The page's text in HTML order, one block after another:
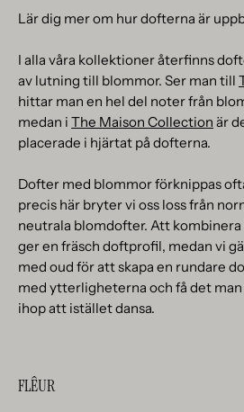
Lär dig mer om hur dofterna är
I alla våra kollektioner återfinns
av lutning till blommor. Ser man till
hittar man en hel del noter från
medan i The Maison Collection är
placerade i hjärtat på dofterna.
Dofter med blommor förknippas
precis här bryter vi oss loss från
neutrala blomdofter. Att
ger en fräsch doftprofil, medan vi
med oud för att skapa en rundare
med ytterligheterna och få det
ihop att istället dansa.
FLÊUR